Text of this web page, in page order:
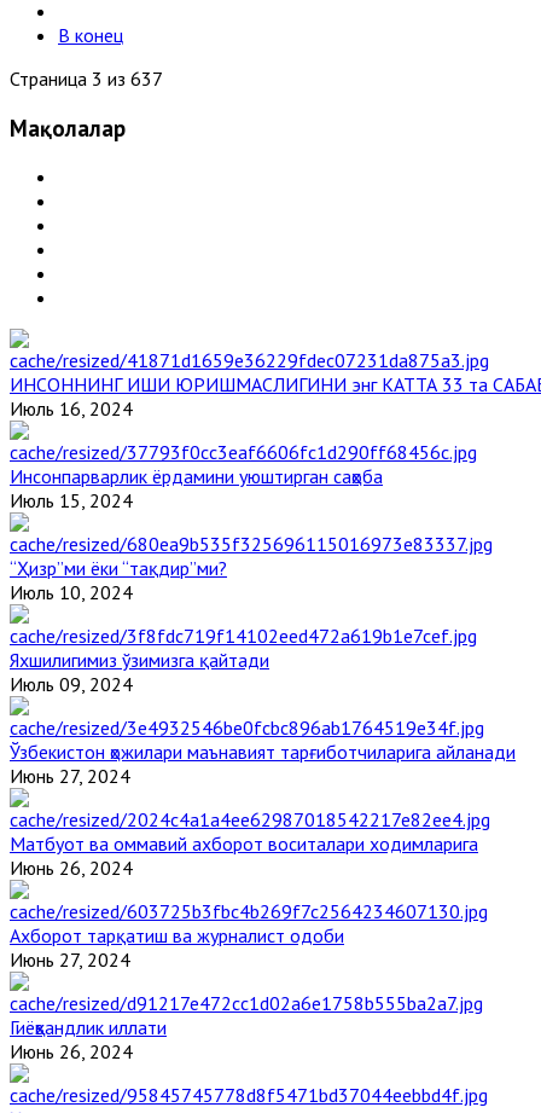
В конец
Страница 3 из 637
Мақолалар
ИНСОННИНГ ИШИ ЮРИШМАСЛИГИНИ энг КАТТА 33 та
Июль 16, 2024
Инсонпарварлик ёрдамини уюштирган саҳоба
Июль 15, 2024
“Ҳизр”ми ёки “тақдир”ми?
Июль 10, 2024
Яхшилигимиз ўзимизга қайтади
Июль 09, 2024
Ўзбекистон ҳожилари маънавият тарғиботчиларига айланади
Июнь 27, 2024
Матбуот ва оммавий ахборот воситалари ходимларига
Июнь 26, 2024
Ахборот тарқатиш ва журналист одоби
Июнь 27, 2024
Гиёҳвандлик иллати
Июнь 26, 2024